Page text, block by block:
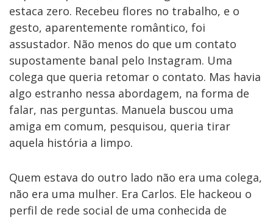
estaca zero. Recebeu flores no trabalho, e o
gesto, aparentemente romântico, foi
assustador. Não menos do que um contato
supostamente banal pelo Instagram. Uma
colega que queria retomar o contato. Mas havia
algo estranho nessa abordagem, na forma de
falar, nas perguntas. Manuela buscou uma
amiga em comum, pesquisou, queria tirar
aquela história a limpo.
Quem estava do outro lado não era uma colega,
não era uma mulher. Era Carlos. Ele hackeou o
perfil de rede social de uma conhecida de